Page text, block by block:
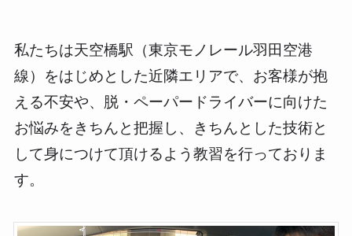
私たちは天空橋駅（東京モノレール羽田空港
線）をはじめとした近隣エリアで、お客様が抱
える不安や、脱・ペーパードライバーに向けた
お悩みをきちんと把握し、きちんとした技術と
して身につけて頂けるよう教習を行っておりま
す。